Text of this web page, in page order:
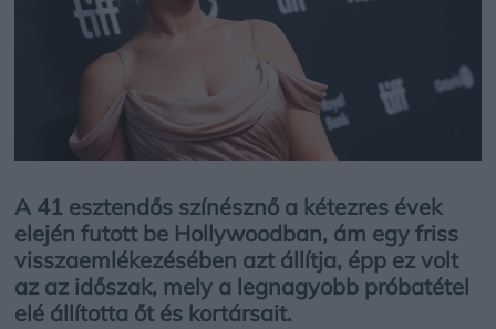
A 41 esztendős színésznő a kétezres évek
elején futott be Hollywoodban, ám egy friss
visszaemlékezésében azt állítja, épp ez volt
az az időszak, mely a legnagyobb próbatétel
elé állította őt és kortársait.